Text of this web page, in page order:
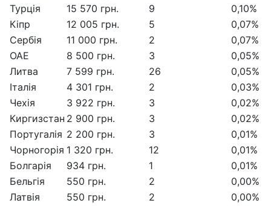
Турція
15 570 грн. 9
0,10%
Кіпр
12 005 грн. 5
0,07%
Сербія
11 000 грн. 2
0,07%
ОАЕ
8 500 грн. 3
0,05%
Литва
7 599 грн. 26
0,05%
Італія
4 301 грн. 2
0,03%
Чехія
3 922 грн. 3
0,02%
Киргизстан 2 900 грн. 3
0,02%
Португалія 2 200 грн. 3
0,01%
Чорногорія 1 320 грн. 12
0,01%
Болгарія
934 грн. 1
0,01%
Бельгія
550 грн. 2
0,00%
Латвія
550 грн. 2
0,00%